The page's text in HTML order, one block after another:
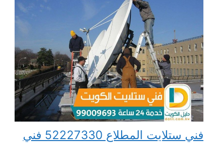
فني ستلايت المطلاع 52227330 فني